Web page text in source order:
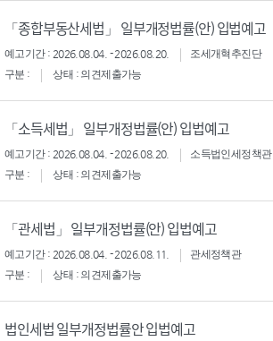
「종합부동산세법」 일부개정법률(안) 입법예고
예고기간 : 2026.08.04. - 2026.08.20.
조세개혁추진단
구분 :
상태 : 의견제출가능
「소득세법」 일부개정법률(안) 입법예고
예고기간 : 2026.08.04. - 2026.08.20.
소득법인세정책관
구분 :
상태 : 의견제출가능
「관세법」 일부개정법률(안) 입법예고
예고기간 : 2026.08.04. - 2026.08.11.
관세정책관
구분 :
상태 : 의견제출가능
법인세법 일부개정법률안 입법예고